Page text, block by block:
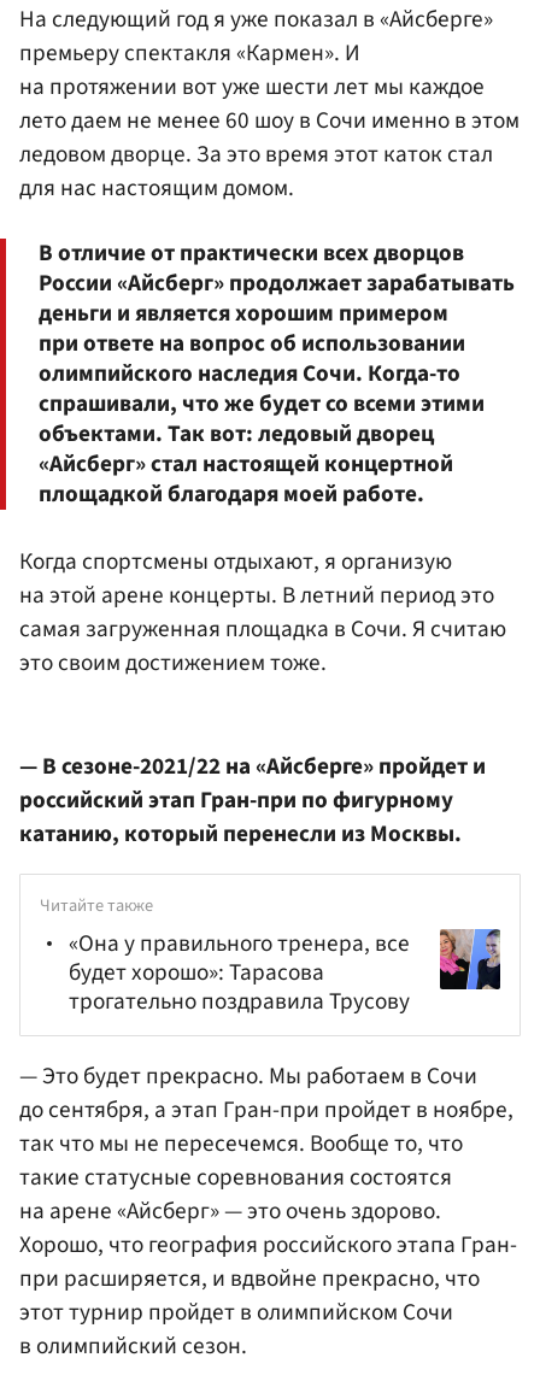
На следующий год я уже показал в «Айсберге»
премьеру спектакля «Кармен». И
на протяжении вот уже шести лет мы каждое
лето даем не менее 60 шоу в Сочи именно в этом
ледовом дворце. За это время этот каток стал
для нас настоящим домом.
В отличие от практически всех дворцов
России «Айсберг» продолжает зарабатывать
деньги и является хорошим примером
при ответе на вопрос об использовании
олимпийского наследия Сочи. Когда-то
спрашивали, что же будет со всеми этими
объектами. Так вот: ледовый дворец
«Айсберг» стал настоящей концертной
площадкой благодаря моей работе.
Когда спортсмены отдыхают, я организую
на этой арене концерты. В летний период это
самая загруженная площадка в Сочи. Я считаю
это своим достижением тоже.
— В сезоне-2021/22 на «Айсберге» пройдет и
российский этап Гран-при по фигурному
катанию, который перенесли из Москвы.
Читайте также
«Она у правильного тренера, все
будет хорошо»: Тарасова
трогательно поздравила Трусову
— Это будет прекрасно. Мы работаем в Сочи
до сентября, а этап Гран-при пройдет в ноябре,
так что мы не пересечемся. Вообще то, что
такие статусные соревнования состоятся
на арене «Айсберг» — это очень здорово.
Хорошо, что география российского этапа Гран-
при расширяется, и вдвойне прекрасно, что
этот турнир пройдет в олимпийском Сочи
в олимпийский сезон.